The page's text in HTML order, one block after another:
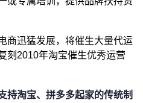
商迅猛发展，将催生大量代运
刻2010年淘宝催生优秀运营
持淘宝、拼多多起家的传统制